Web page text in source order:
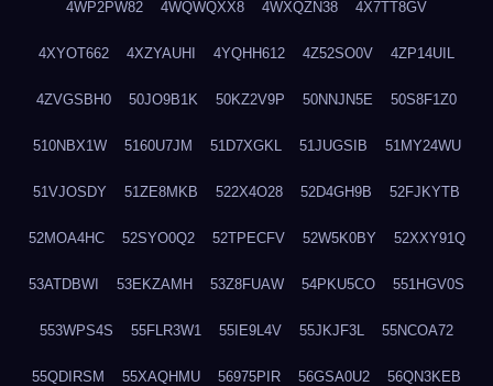
4WP2PW82 4WQWQXX8 4WXQZN38 4X7TT8GV
4XYOT662 4XZYAUHI 4YQHH612 4Z52SO0V 4ZP14UIL
4ZVGSBH0 50JO9B1K 50KZ2V9P 50NNJN5E 50S8F1Z0
510NBX1W 5160U7JM 51D7XGKL 51JUGSIB 51MY24WU
51VJOSDY 51ZE8MKB 522X4O28 52D4GH9B 52FJKYTB
52MOA4HC 52SYO0Q2 52TPECFV 52W5K0BY 52XXY91Q
53ATDBWI 53EKZAMH 53Z8FUAW 54PKU5CO 551HGV0S
553WPS4S 55FLR3W1 55IE9L4V 55JKJF3L 55NCOA72
55QDIRSM 55XAQHMU 56975PIR 56GSA0U2 56QN3KEB